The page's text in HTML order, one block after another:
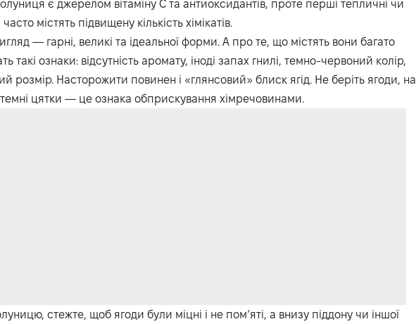
є джерелом вітаміну C та антиоксидантів, проте перші тепличні чи
містять підвищену кількість хімікатів.
— гарні, великі та ідеальної форми. А про те, що містять вони багато
такі ознаки: відсутність аромату, іноді запах гнилі, темно-червоний колір,
розмір. Насторожити повинен і «глянсовий» блиск ягід. Не беріть ягоди, на
темні цятки — це ознака обприскування хімречовинами.
стежте, щоб ягоди були міцні і не пом’яті, а внизу піддону чи іншої